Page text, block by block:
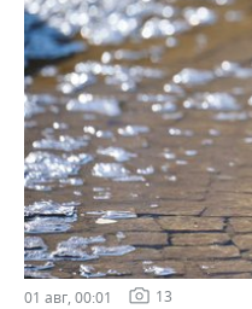
01 авг, 00:01 13